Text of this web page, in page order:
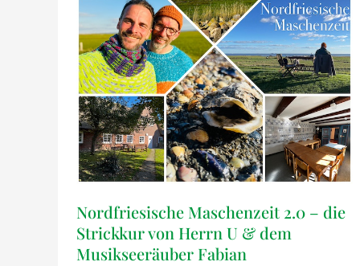
Nordfriesische Maschenzeit 2.0 – die
Strickkur von Herrn U & dem
Musikseeräuber Fabian